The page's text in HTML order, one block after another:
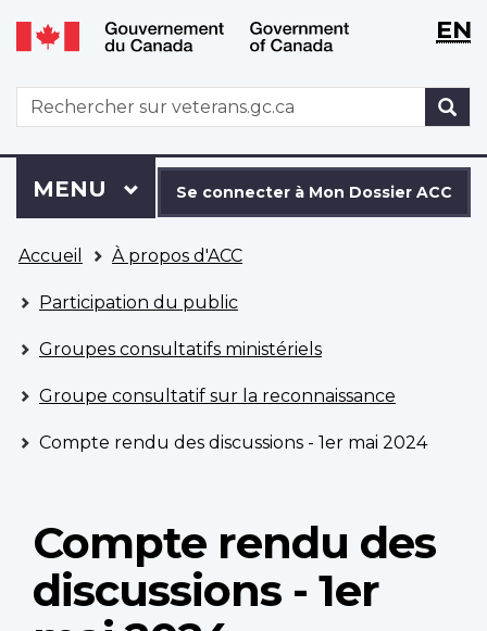
Aller
au
principal
Passer
à
version
HTML
simplifiée
WxT
WxTEN
WxT
Search
form
connecter
à
Dossier
ACC
Se connecter à Mon Dossier ACC
Menu
MENU PRINCIPAL
êtes
ici
Accueil À propos d'ACC
Participation du public
Groupes consultatifs ministériels
Groupe consultatif sur la reconnaissance
Compte rendu des discussions - 1er mai 2024
Compte rendu des
discussions - 1er